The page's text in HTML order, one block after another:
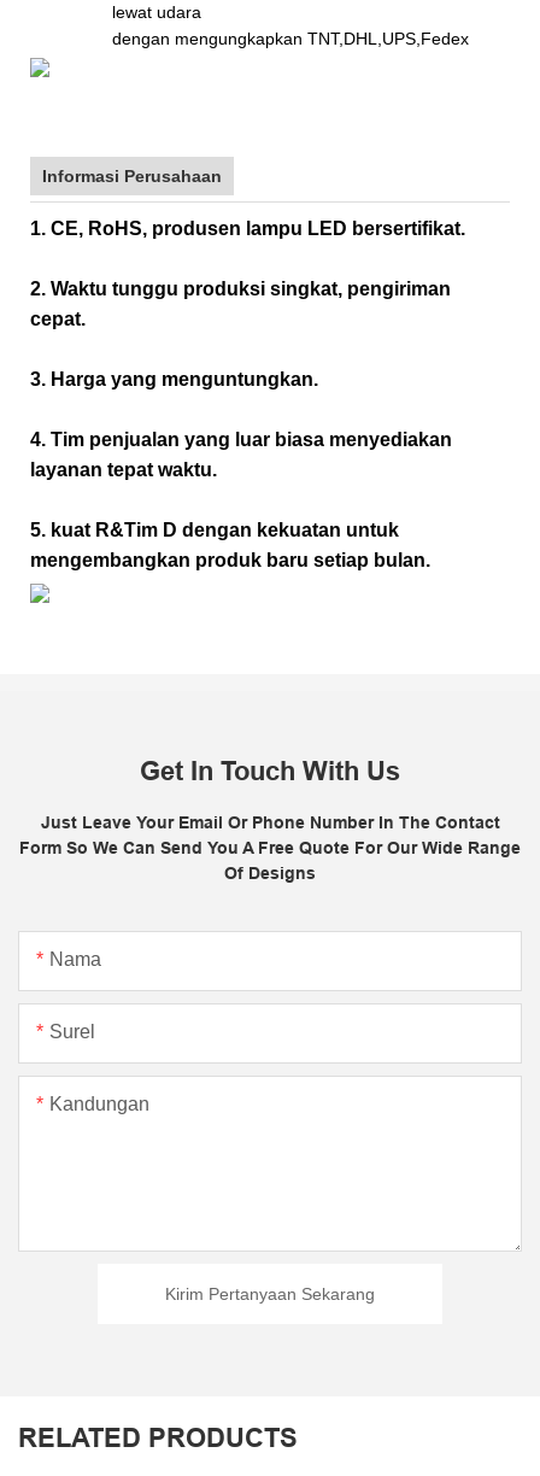
lewat udara
dengan mengungkapkan TNT,DHL,UPS,Fedex
Informasi Perusahaan
1. CE, RoHS, produsen lampu LED bersertifikat.
2. Waktu tunggu produksi singkat, pengiriman
cepat.
3. Harga yang menguntungkan.
4. Tim penjualan yang luar biasa menyediakan
layanan tepat waktu.
5. kuat R&Tim D dengan kekuatan untuk
mengembangkan produk baru setiap bulan.
Get In Touch With Us
Just Leave Your Email Or Phone Number In The Contact
Form So We Can Send You A Free Quote For Our Wide Range
Of Designs
Nama
Surel
Kandungan
Kirim Pertanyaan Sekarang
RELATED PRODUCTS